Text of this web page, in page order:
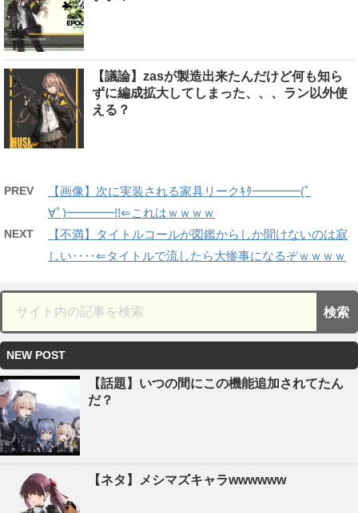
【議論】zasが製造出来たんだけど何も知ら
ずに編成拡大してしまった、、、ラン以外使
える？
PREV
【画像】次に実装される家具リークｷﾀ━━━━(ﾟ
∀ﾟ)━━━━!!⇐これはｗｗｗｗ
NEXT
【不満】タイトルコールが図鑑からしか聞けないのは寂
しい‥‥⇐タイトルで流したら大惨事になるぞｗｗｗｗ
NEW POST
【話題】いつの間にこの機能追加されてたん
だ？
【ネタ】メシマズキャラwwwwww